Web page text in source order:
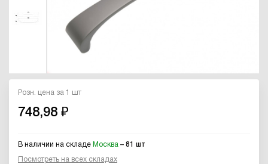
Розн. цена за 1 шт
748,98 ₽
В наличии на складе Москва – 81 шт
Посмотреть на всех складах